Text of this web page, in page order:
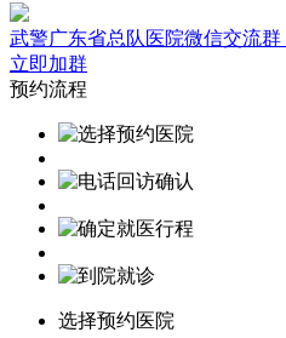
武警广东省总队医院微信交流群
立即加群
预约流程
选择预约医院